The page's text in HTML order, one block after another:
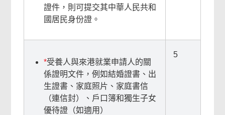
證件，則可提交其中華人民共和
國居民身份證。
*受養人與來港就業申請人的關
係證明文件，例如結婚證書、出
生證書、家庭照片、家庭書信
（連信封）、戶口簿和獨生子女
優待證（如適用）
5